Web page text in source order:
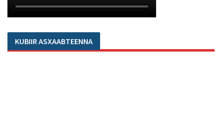
KUBIIR ASXAABTEENNA